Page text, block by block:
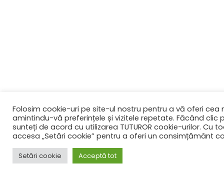
Folosim cookie-uri pe site-ul nostru pentru a vă oferi cea
amintindu-vă preferințele și vizitele repetate. Făcând clic
sunteți de acord cu utilizarea TUTUROR cookie-urilor. Cu
accesa „Setări cookie” pentru a oferi un consimțământ
Setări cookie Acceptă tot